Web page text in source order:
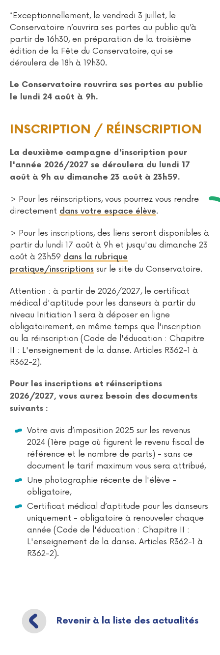
*Exceptionnellement, le vendredi 3 juillet, le
Conservatoire n’ouvrira ses portes au public qu’à
partir de 16h30, en préparation de la troisième
édition de la Fête du Conservatoire, qui se
déroulera de 18h à 19h30.
Le Conservatoire rouvrira ses portes au public
le lundi 24 août à 9h.
INSCRIPTION / RÉINSCRIPTION
La deuxième campagne d'inscription pour
l'année 2026/2027 se déroulera du lundi 17
août à 9h au dimanche 23 août à 23h59.
> Pour les réinscriptions, vous pourrez vous rendre
directement dans votre espace élève.
> Pour les inscriptions, des liens seront disponibles à
partir du lundi 17 août à 9h et jusqu'au dimanche 23
août à 23h59 dans la rubrique
pratique/inscriptions sur le site du Conservatoire.
Attention : à partir de 2026/2027, le certificat
médical d'aptitude pour les danseurs à partir du
niveau Initiation 1 sera à déposer en ligne
obligatoirement, en même temps que l'inscription
ou la réinscription (Code de l'éducation : Chapitre
II : L'enseignement de la danse. Articles R362-1 à
R362-2).
Pour les inscriptions et réinscriptions
2026/2027, vous aurez besoin des documents
suivants :
Votre avis d’imposition 2025 sur les revenus
2024 (1ère page où figurent le revenu fiscal de
référence et le nombre de parts) - sans ce
document le tarif maximum vous sera attribué,
Une photographie récente de l'élève -
obligatoire,
Certificat médical d’aptitude pour les danseurs
uniquement - obligatoire à renouveler chaque
année (Code de l'éducation : Chapitre II :
L'enseignement de la danse. Articles R362-1 à
R362-2).
Revenir à la liste des actualités